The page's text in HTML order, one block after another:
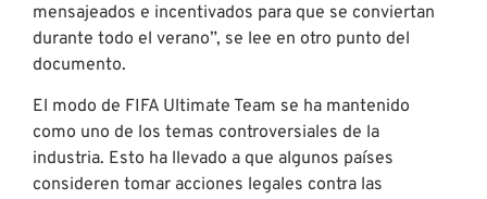
mensajeados e incentivados para que se conviertan
durante todo el verano”, se lee en otro punto del
documento.
El modo de FIFA Ultimate Team se ha mantenido
como uno de los temas controversiales de la
industria. Esto ha llevado a que algunos países
consideren tomar acciones legales contra las